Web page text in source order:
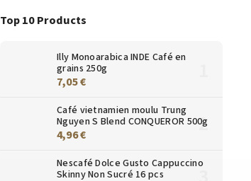
Top 10 Products
Illy Monoarabica INDE Café en
grains 250g
7,05 €
Café vietnamien moulu Trung
Nguyen S Blend CONQUEROR 500g
4,96 €
Nescafé Dolce Gusto Cappuccino
Skinny Non Sucré 16 pcs